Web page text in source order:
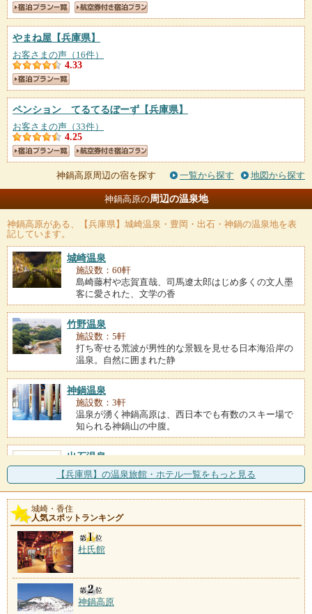
やまね屋 【兵庫県】
お客さまの声（16件）
4.33
ペンション てるてるぼーず 【兵庫県】
お客さまの声（33件）
4.25
神鍋高原周辺の宿を探す 一覧から探す 地図から探す
神鍋高原の周辺の温泉地
神鍋高原がある、【兵庫県】城崎温泉・豊岡・出石・神鍋の温泉地を表
記しています。
城崎温泉
施設数：60軒
島崎藤村や志賀直哉、司馬遼太郎はじめ多くの文人墨
客に愛された、文学の香
竹野温泉
施設数：5軒
打ち寄せる荒波が男性的な景観を見せる日本海沿岸の
温泉。自然に囲まれた静
神鍋温泉
施設数：3軒
温泉が湧く神鍋高原は、西日本でも有数のスキー場で
知られる神鍋山の中腹。
出石温泉
施設数：1軒
今もなお、いにしえの町並と風情が残る城下町に湧く
温泉。小京都らしい情緒
日和山温泉
施設数：1軒
【兵庫県】の温泉旅館・ホテル一覧をもっと見る
城崎・香住
人気スポットランキング
杜氏館
神鍋高原